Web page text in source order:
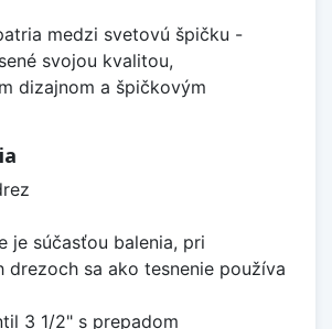
medzi svetovú špičku -
svojou kvalitou,
dizajnom a špičkovým
je súčasťou balenia, pri
drezoch sa ako tesnenie používa
3 1/2" s prepadom